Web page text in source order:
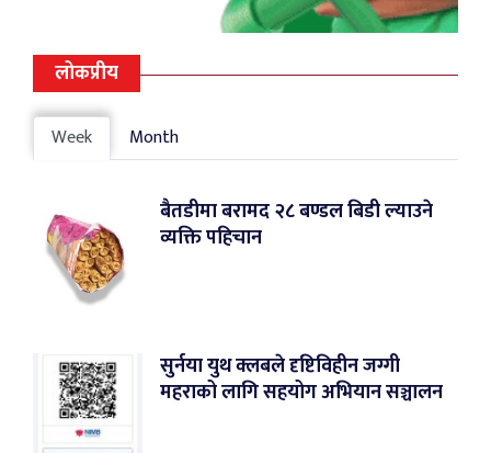
लोकप्रीय
Week Month
बैतडीमा बरामद २८ बण्डल बिडी ल्याउने
व्यक्ति पहिचान
सुर्नया युथ क्लबले दृष्टिविहीन जग्गी
महराको लागि सहयोग अभियान सञ्चालन